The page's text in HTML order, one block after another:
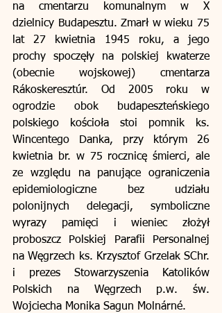
na cmentarzu komunalnym w X
dzielnicy Budapesztu. Zmarł w wieku 75
lat 27 kwietnia 1945 roku, a jego
prochy spoczęły na polskiej kwaterze
(obecnie wojskowej) cmentarza
Rákoskeresztúr. Od 2005 roku w
ogrodzie obok budapeszteńskiego
polskiego kościoła stoi pomnik ks.
Wincentego Danka, przy którym 26
kwietnia br. w 75 rocznicę śmierci, ale
ze względu na panujące ograniczenia
epidemiologiczne bez udziału
polonijnych delegacji, symboliczne
wyrazy pamięci i wieniec złożył
proboszcz Polskiej Parafii Personalnej
na Węgrzech ks. Krzysztof Grzelak SChr.
i prezes Stowarzyszenia Katolików
Polskich na Węgrzech p.w. św.
Wojciecha Monika Sagun Molnárné.